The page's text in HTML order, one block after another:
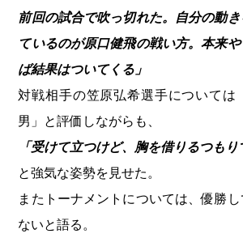
前回の試合で吹っ切れた。自分の動
ているのが原口健飛の戦い方。本来
ば結果はついてくる」
対戦相手の笠原弘希選手については
男」と評価しながらも、
「受けて立つけど、胸を借りるつもり
と強気な姿勢を見せた。
またトーナメントについては、優勝
ないと語る。